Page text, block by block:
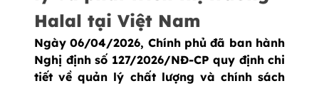
Halal tại Việt Nam
Ngày 06/04/2026, Chính phủ đã ban hành
Nghị định số 127/2026/NĐ-CP quy định chi
tiết về quản lý chất lượng và chính sách